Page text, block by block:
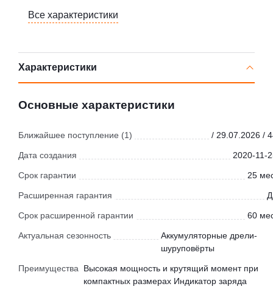
Все характеристики
Характеристики
Основные характеристики
Ближайшее поступление (1) / 29.07.2026 /
Дата создания 2020-11-
Срок гарантии 25
Расширенная гарантия
Срок расширенной гарантии 60
Актуальная сезонность
Аккумуляторные дрели-
шуруповёрты
Преимущества
Высокая мощность и крутящий момент при
компактных размерах Индикатор заряда